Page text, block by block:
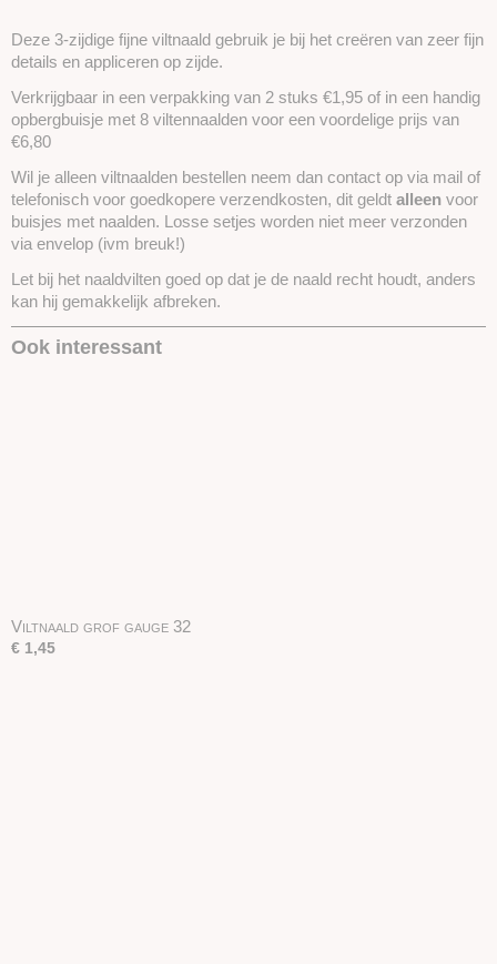
Deze 3-zijdige fijne viltnaald gebruik je bij het creëren van zeer fijn
details en appliceren op zijde.
Verkrijgbaar in een verpakking van 2 stuks €1,95 of in een handig
opbergbuisje met 8 viltennaalden voor een voordelige prijs van
€6,80
Wil je alleen viltnaalden bestellen neem dan contact op via mail of
telefonisch voor goedkopere verzendkosten, dit geldt alleen voor
buisjes met naalden. Losse setjes worden niet meer verzonden
via envelop (ivm breuk!)
Let bij het naaldvilten goed op dat je de naald recht houdt, anders
kan hij gemakkelijk afbreken.
Ook interessant
Viltnaald grof gauge 32
€ 1,45